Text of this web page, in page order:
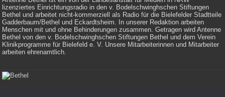
lizenziertes Einrichtungsradio in den v. Bodelschwinghschen Stiftungen
Bethel und arbeitet nicht-kommerziell als Radio für die Bielefelder Stadtteile
Gadderbaum/Bethel und Eckardtsheim. In unserer Redaktion arbeiten
Menschen mit und ohne Behinderungen zusammen. Getragen wird Antenne
Bethel von den v. Bodelschwinghschen Stiftungen Bethel und dem Verein
Klinikprogramme für Bielefeld e. V. Unsere Mitarbeiterinnen und Mitarbeiter
arbeiten ehrenamtlich.